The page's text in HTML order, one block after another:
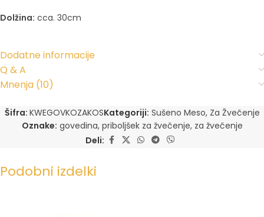
Dolžina: cca. 30cm
Dodatne informacije
Q & A
Mnenja (10)
Šifra: KWEGOVKOZAKOSKategoriji: Sušeno Meso, Za Žvečenje
Oznake: govedina, priboljšek za žvečenje, za žvečenje
Deli:
Podobni izdelki